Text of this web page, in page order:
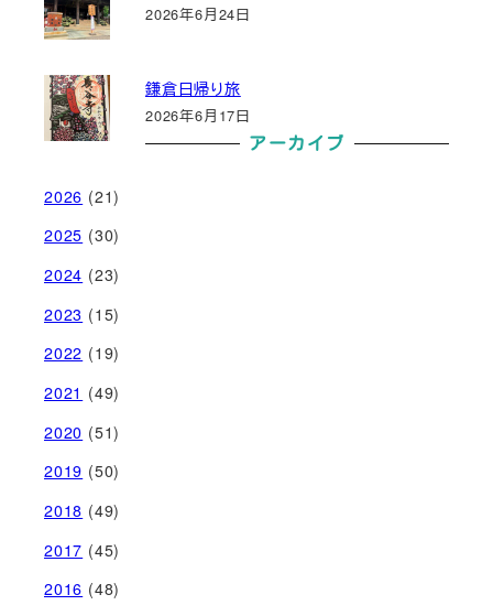
2026年6月24日
鎌倉日帰り旅
2026年6月17日
アーカイブ
2026 (21)
2025 (30)
2024 (23)
2023 (15)
2022 (19)
2021 (49)
2020 (51)
2019 (50)
2018 (49)
2017 (45)
2016 (48)